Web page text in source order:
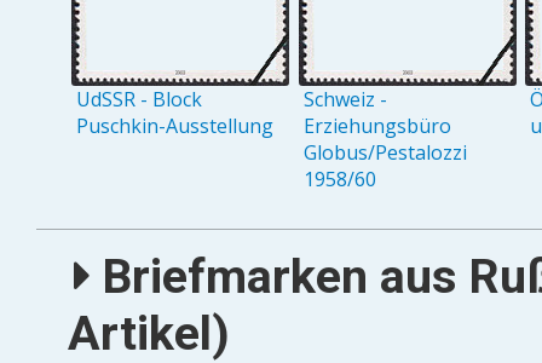
UdSSR - Block
Puschkin-Ausstellung
Schweiz -
Erziehungsbüro
Globus/Pestalozzi
1958/60
Briefmarken aus
Artikel)